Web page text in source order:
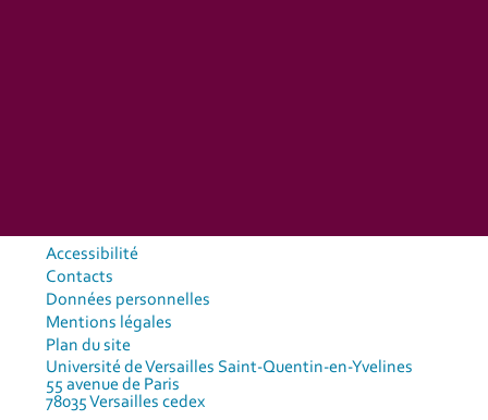
Accessibilité
Contacts
Données personnelles
Mentions légales
Plan du site
Université de Versailles Saint-Quentin-en-Yvelines
55 avenue de Paris
78035 Versailles cedex